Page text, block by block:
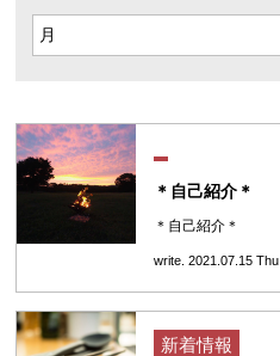
＊自己紹介＊
＊自己紹介＊
write. 2021.07.15 Thu
新着情報